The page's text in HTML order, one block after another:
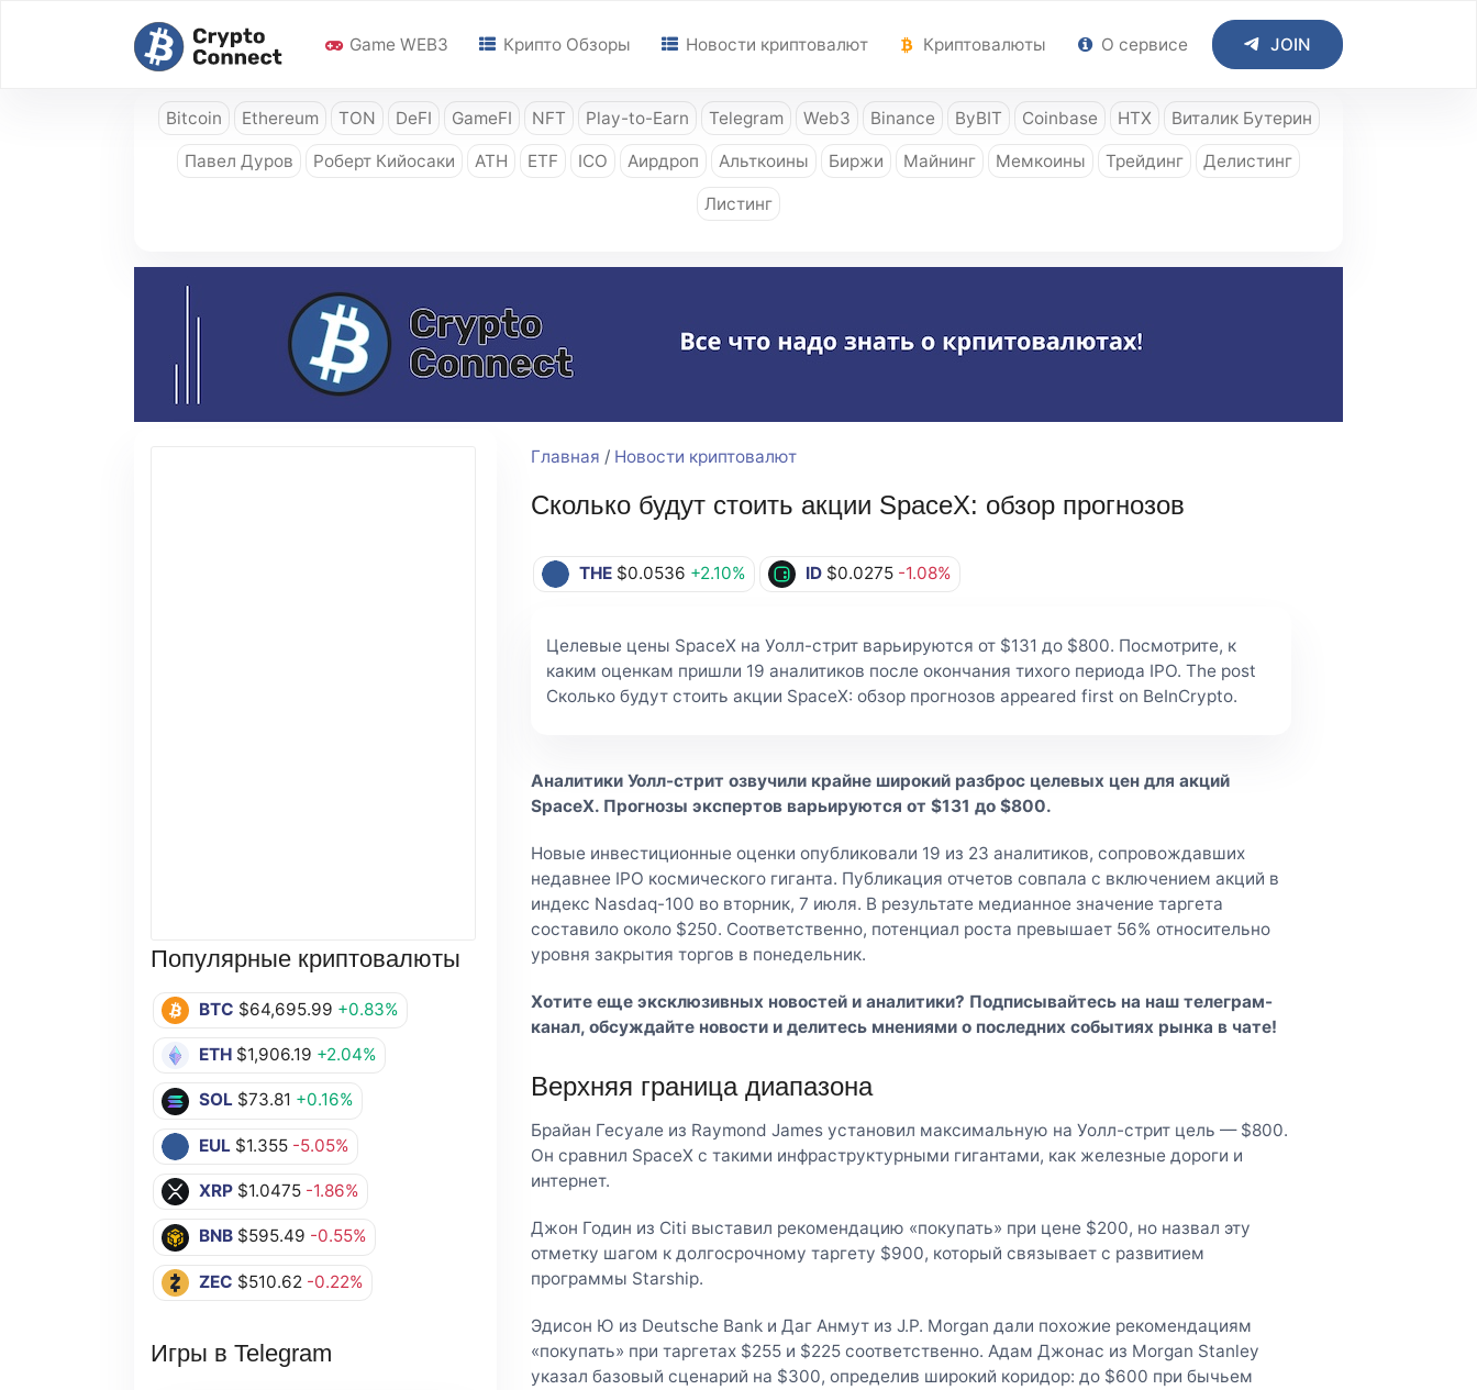
Game WEB3 Крипто Обзоры Новости криптовалют Криптовалюты О сервисе JOIN
Bitcoin Ethereum TON DeFI GameFI NFT Play-to-Earn Telegram Web3 Binance ByBIT Coinbase HTX Виталик Бутерин
Павел Дуров Роберт Кийосаки ATH ETF ICO Аирдроп Альткоины Биржи Майнинг Мемкоины Трейдинг Делистинг
Листинг
Популярные криптовалюты
BTC $64,695.99 +0.83%
ETH $1,906.19 +2.04%
SOL $73.81 +0.16%
EUL $1.355 -5.05%
XRP $1.0475 -1.86%
BNB $595.49 -0.55%
ZEC $510.62 -0.22%
Игры в Telegram
Главная / Новости криптовалют
Сколько будут стоить акции SpaceX: обзор прогнозов
THE $0.0536 +2.10% ID $0.0275 -1.08%
Целевые цены SpaceX на Уолл-стрит варьируются от $131 до $800. Посмотрите, к
каким оценкам пришли 19 аналитиков после окончания тихого периода IPO. The post
Сколько будут стоить акции SpaceX: обзор прогнозов appeared first on BeInCrypto.
Аналитики Уолл-стрит озвучили крайне широкий разброс целевых цен для акций
SpaceX. Прогнозы экспертов варьируются от $131 до $800.
Новые инвестиционные оценки опубликовали 19 из 23 аналитиков, сопровождавших
недавнее IPO космического гиганта. Публикация отчетов совпала с включением акций в
индекс Nasdaq-100 во вторник, 7 июля. В результате медианное значение таргета
составило около $250. Соответственно, потенциал роста превышает 56% относительно
уровня закрытия торгов в понедельник.
Хотите еще эксклюзивных новостей и аналитики? Подписывайтесь на наштелеграм-
канал, обсуждайте новости и делитесь мнениями о последних событиях рынка в чате!
Верхняя граница диапазона
Брайан Гесуале из Raymond James установил максимальную на Уолл-стрит цель — $800.
Он сравнил SpaceX с такими инфраструктурными гигантами, как железные дороги и
интернет.
Джон Годин из Citi выставил рекомендацию «покупать» при цене $200, но назвал эту
отметку шагом к долгосрочному таргету $900, который связывает с развитием
программы Starship.
Эдисон Ю из Deutsche Bank и Даг Анмут из J.P. Morgan дали похожие рекомендациям
«покупать» при таргетах $255 и $225 соответственно. Адам Джонас из Morgan Stanley
указал базовый сценарий на $300, определив широкий коридор: до $600 при бычьем